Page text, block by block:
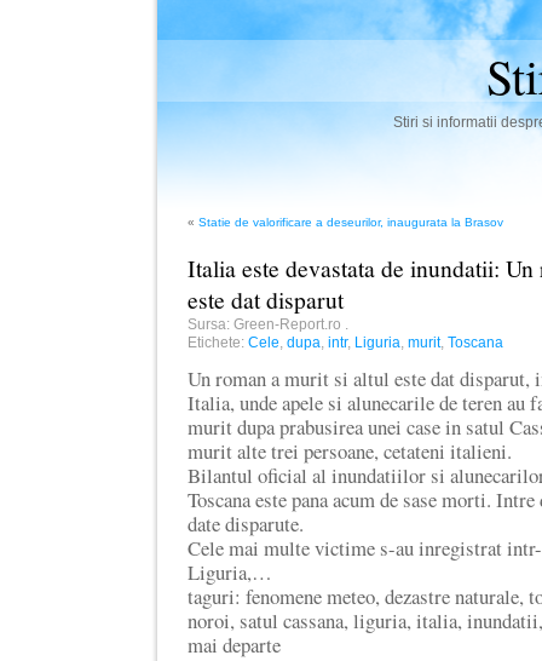
Stiri si informatii
« Statie de valorificare a deseurilor, inaugurata la Brasov
Italia este devastata de inundatii:
este dat disparut
Sursa: Green-Report.ro
Etichete: Cele dupa intr, Liguria murit, Toscana
Un roman a murit si altul este dat
Italia, unde apele si alunecarile de teren au
murit dupa prabusirea unei case in satul
murit alte trei persoane, cetateni italieni.
Bilantul oficial al inundatiilor si
Toscana este pana acum de sase morti.
date disparute.
Cele mai multe victime s-au inregistrat
Liguria,…
taguri: fenomene meteo, dezastre naturale,
noroi, satul cassana, liguria, italia,
mai departe